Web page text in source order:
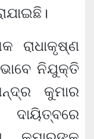
ରାଧାକୃଷ୍ଣ
ଭାବେ ନିଯୁକ୍ତି
କୁମାର
ଦାୟିତ୍ବରେ